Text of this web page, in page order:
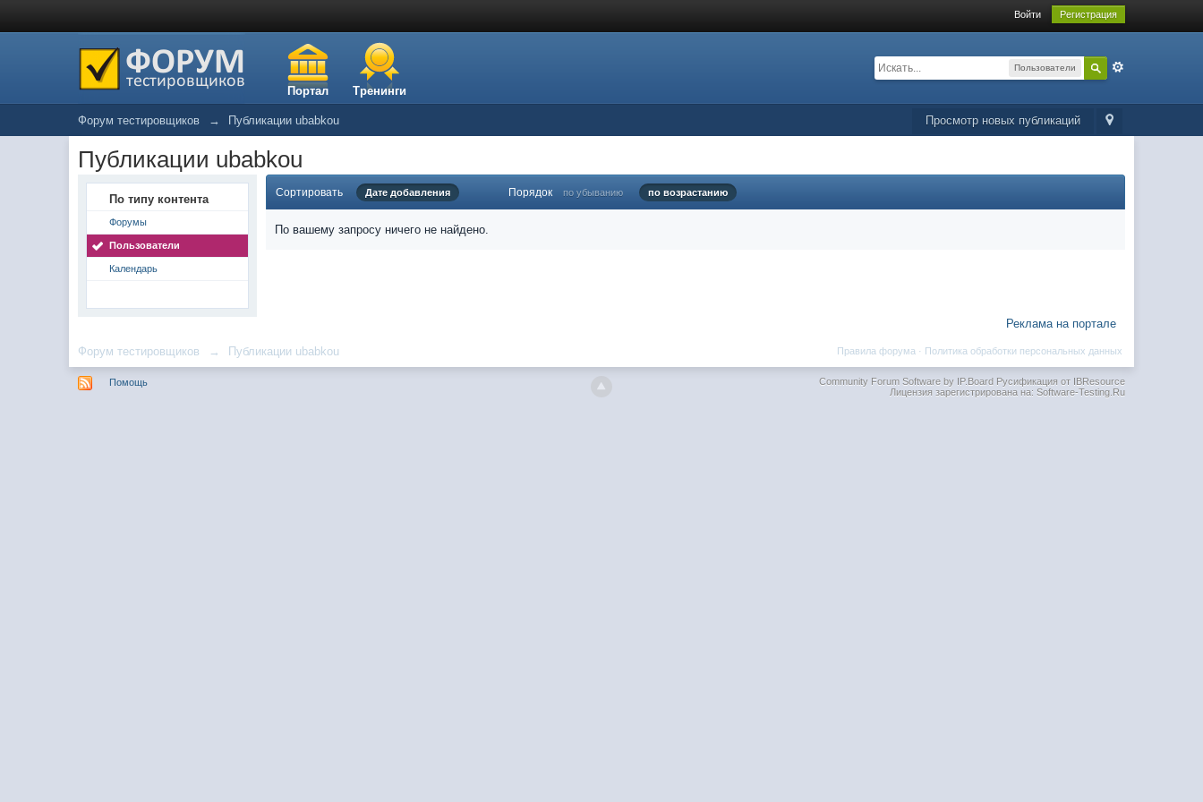
Войти Регистрация
Портал Тренинги
Пользователи
Просмотр новых публикаций
Форум тестировщиков → Публикации ubabkou
Публикации ubabkou
По типу контента
Форумы
Пользователи
Календарь
Сортировать Дате добавления Порядок по убыванию по возрастанию
По вашему запросу ничего не найдено.
Реклама на портале
Форум тестировщиков → Публикации ubabkou Политика обработки персональных данных
Правила форума ·
Помощь Community Forum Software by IP.BoardРусификация от IBResource
Лицензия зарегистрирована на: Software-Testing.Ru